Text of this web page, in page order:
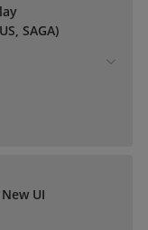
lay
US SAGA)
New UI